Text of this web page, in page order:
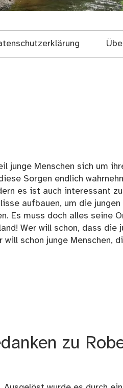
junge Menschen sich um
Sorgen endlich
es ist auch interessant
aufbauen, um die jungen
Es muss doch alles seine
Wer will schon, dass die
schon junge Menschen,
zu